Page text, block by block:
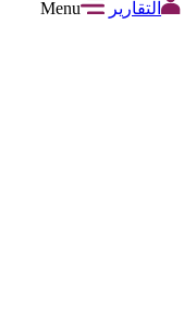
التقارير
Menu